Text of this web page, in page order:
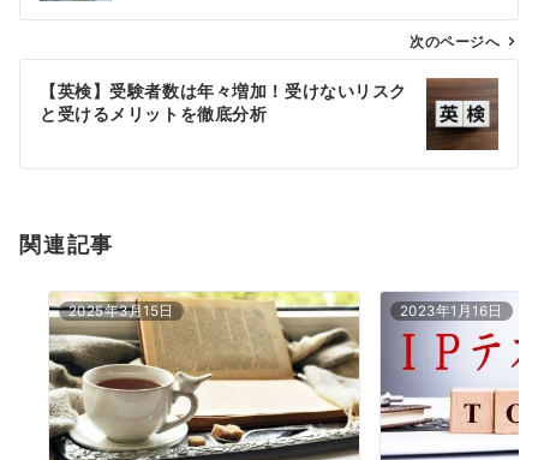
ン
次のページへ
【英検】受験者数は年々増加！受けないリスク
と受けるメリットを徹底分析
関連記事
2025年3月15日 2023年1月16日